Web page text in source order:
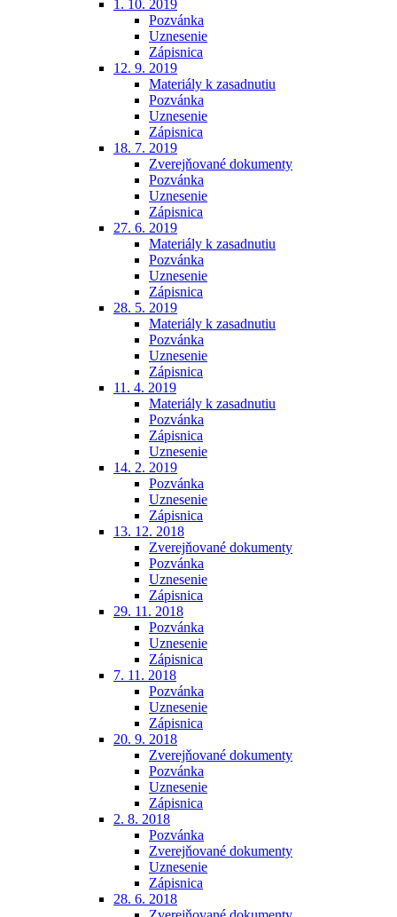
1. 10. 2019
Pozvánka
Uznesenie
Zápisnica
12. 9. 2019
Materiály k zasadnutiu
Pozvánka
Uznesenie
Zápisnica
18. 7. 2019
Zverejňované dokumenty
Pozvánka
Uznesenie
Zápisnica
27. 6. 2019
Materiály k zasadnutiu
Pozvánka
Uznesenie
Zápisnica
28. 5. 2019
Materiály k zasadnutiu
Pozvánka
Uznesenie
Zápisnica
11. 4. 2019
Materiály k zasadnutiu
Pozvánka
Zápisnica
Uznesenie
14. 2. 2019
Pozvánka
Uznesenie
Zápisnica
13. 12. 2018
Zverejňované dokumenty
Pozvánka
Uznesenie
Zápisnica
29. 11. 2018
Pozvánka
Uznesenie
Zápisnica
7. 11. 2018
Pozvánka
Uznesenie
Zápisnica
20. 9. 2018
Zverejňované dokumenty
Pozvánka
Uznesenie
Zápisnica
2. 8. 2018
Pozvánka
Zverejňované dokumenty
Uznesenie
Zápisnica
28. 6. 2018